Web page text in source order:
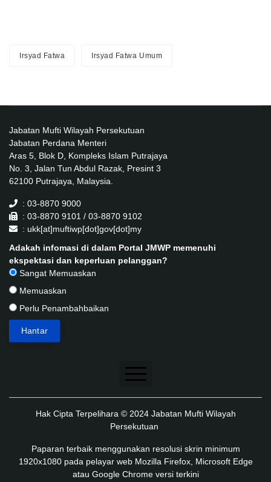
Irsyad Fatwa Irsyad Fatwa Umum
Jabatan Mufti Wilayah Persekutuan
Jabatan Perdana Menteri
Aras 5, Blok D, Kompleks Islam Putrajaya
No. 3, Jalan Tun Abdul Razak, Presint 3
62100 Putrajaya, Malaysia.
: 03-8870 9000
: 03-8870 9101 / 03-8870 9102
: ukk[at]muftiwp[dot]gov[dot]my
Adakah infomasi di dalam Portal JMWP memenuhi
ekspektasi dan keperluan pelanggan?
Sangat Memuaskan
Memuaskan
Perlu Penambahbaikan
Penafian
Dasar Keselamatan
Dasar Privasi
Dasar Privasi Aplikasi
Hak Cipta Terpelihara © 2024 Jabatan Mufti Wilayah
Persekutuan
Paparan terbaik menggunakan resolusi skrin minimum
1920x1080 pada pelayar web Mozilla Firefox, Microsoft Edge
atau Google Chrome versi terkini